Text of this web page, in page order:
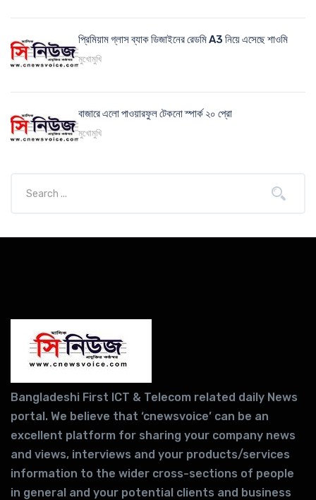
প্রিমিয়াম গ্লাস ব্যাক ডিজাইনের রেডমি A3 নিয়ে এসেছে শাওমি
মুখোমুখি
বাজারে এলো পাওয়ারফুল টেকনো স্পার্ক ২০ প্রো
মুখোমুখি
Bangladeshi First ICT & Telecom related daily News
portal. We believe that ‘cnewsvoice’ can be an
excellent platform for sharing your company news
and views, interviews and your products/services
information to the wider cross-sections of people
in general and your potential clients and business